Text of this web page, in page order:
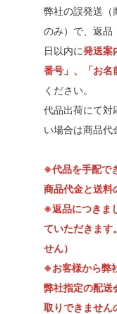
弊社の誤発送（
のみ）で、返品
日以内に発送案
番号」、「お名
ください。
代品出荷にて対
い場合は商品代
※代品を手配で
商品代金と送料
※返品につきま
ていただきます
せん）
※お客様から弊
弊社指定の配送
取りできません